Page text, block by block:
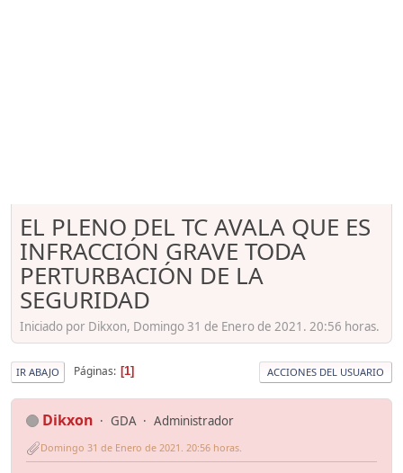
EL PLENO DEL TC AVALA QUE ES
INFRACCIÓN GRAVE TODA
PERTURBACIÓN DE LA
SEGURIDAD
Iniciado por Dikxon, Domingo 31 de Enero de 2021. 20:56 horas.
IR ABAJO Páginas 1 ACCIONES DEL USUARIO
Dikxon GDA Administrador
Domingo 31 de Enero de 2021. 20:56 horas.